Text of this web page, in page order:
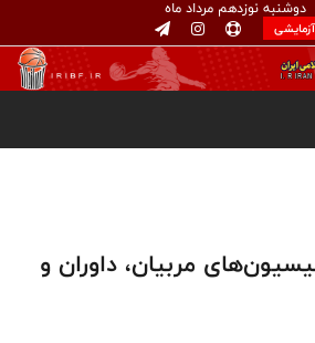
دوشنبه نوزدهم مرداد ماه
مربیان، داوران و